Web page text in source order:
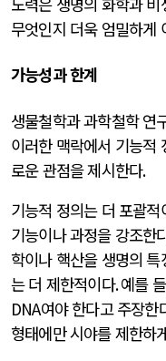
무엇인지 더욱 엄밀하게
가능성과 한계
생물철학과 과학철학 연
이러한 맥락에서 기능적
로운 관점을 제시한다.
기능적 정의는 더 포괄적
기능이나 과정을 강조한
학이나 핵산을 생명의
는 더 제한적이다.예를
DNA여야 한다고 주장한
형태에만 시야를 제한하